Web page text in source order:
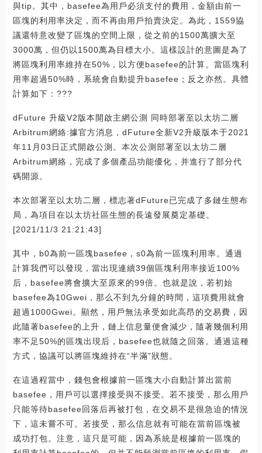
與tip。其中，basefee為用戶必須支付的費用，金額由前一
區塊的利用率決定，而不再由用戶拍賣決定。為此，1559協
議還特意改變了區塊的空間上限，從之前的1500萬擴大至
3000萬，但仍以1500萬為目標大小。這樣設計的意圖是為了
將區塊利用率維持在50%，以方便basefee的計算。當區塊利
用率超過50%時，系統會自動提升basefee；反之亦然。具體
計算如下：???
dFuture 升級V2版本開啟主網公測 同時部署至以太坊二層
Arbitrum網絡:據官方消息，dFuture全新V2升級版本于2021
年11月03日正式開啟公測。本次公測部署至以太坊二層
Arbitrum網絡，完成了多個產品功能優化，并進行了部分代
碼開源。
本次部署至以太坊二層，標志著dFuture已完成了多鏈生態布
局，為項目在以太坊社區生態的長遠發展奠定基礎。
[2021/11/3 21:21:43]
其中，b0為前一區塊basefee，s0為前一區塊利用率。通過
計算我們可以發現，當出現連續39個區塊利用率接近100%
后，basefee將會擴大至原來的99倍。也就是說，若初始
basefee為10Gwei，那么不到九分鐘的時間，這項費用就會
超過1000Gwei。顯然，用戶無法承受如此高昂的交易費，因
此隨著basefee的上升，鏈上信息量便會減少，隨著幾個利用
率不足50%的區塊出現后，basefee也就隨之回落。通過這種
方式，協議可以將區塊維持在“半滿”狀態。
在這過程當中，錢包會根據前一區塊大小自動計算出當前
basefee，用戶可以選擇接受與不接受。若不接受，那么用戶
只能等待basefee回落后再被打包，在交易不是很急迫的情況
下，這未嘗不可。若接受，那么信息就有可能在當前區塊被
成功打包。注意，這只是可能，因為系統是根據前一區塊的